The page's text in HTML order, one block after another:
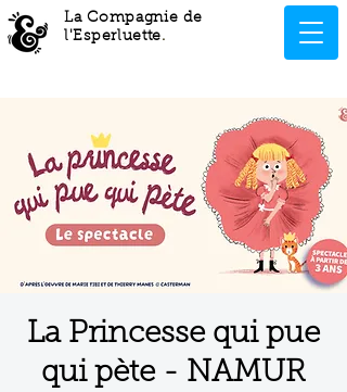
La Compagnie de
l'Esperluette.
La Princesse qui pue
qui pète - NAMUR